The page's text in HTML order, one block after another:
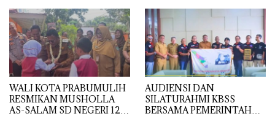
WALI KOTA PRABUMULIH
RESMIKAN MUSHOLLA
AS-SALAM SD NEGERI 12,
AUDIENSI DAN
SILATURAHMI KBSS
BERSAMA PEMERINTAH